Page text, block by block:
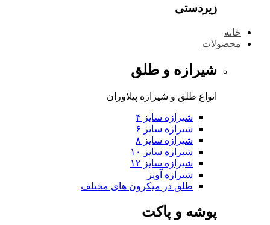
زیردستی
خانه
محصولات
شیرازه و طلق
انواع طلق و شیرازه پیلاوران
شیرازه سایز ۴
شیرازه سایز ۶
شیرازه سایز ۸
شیرازه سایز ۱۰
شیرازه سایز ۱۲
شیرازه آویز
طلق در میکرون های مختلف
پوشه و پاکت